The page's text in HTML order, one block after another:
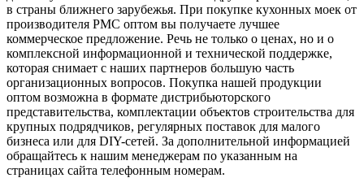
в страны ближнего зарубежья. При покупке кухонных моек от
производителя РМС оптом вы получаете лучшее
коммерческое предложение. Речь не только о ценах, но и о
комплексной информационной и технической поддержке,
которая снимает с наших партнеров большую часть
организационных вопросов. Покупка нашей продукции
оптом возможна в формате дистрибьюторского
представительства, комплектации объектов строительства для
крупных подрядчиков, регулярных поставок для малого
бизнеса или для DIY-сетей. За дополнительной информацией
обращайтесь к нашим менеджерам по указанным на
страницах сайта телефонным номерам.